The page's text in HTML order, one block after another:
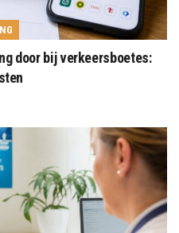
door bij verkeersboetes: